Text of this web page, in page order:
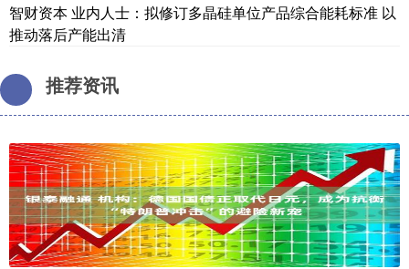
智财资本 业内人士：拟修订多晶硅单位产品综合能耗标准 以
推动落后产能出清
推荐资讯